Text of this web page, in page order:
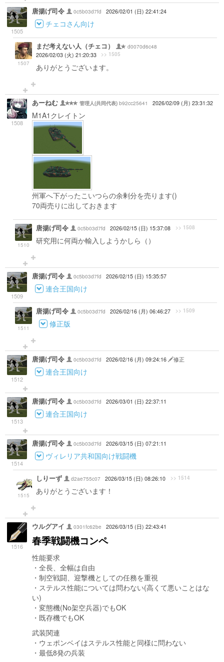
1505
唐揚げ司令 0c5b03d7fd 2026/02/01 (日) 22:41:24
チェコさん向け
1507
まだ考えない人（チェコ）
d0070d6c48
2026/02/03 (火) 21:20:33
>> 1505
ありがとうございます。
1508
あーねむ 管理人(共同代表) b92cc25641 2026/02/09 (月) 23:31:32
M1A1クレイトン
州軍へ下がったこいつらの余剰分を売ります()
70両売りに出しておきます
1510
唐揚げ司令 0c5b03d7fd 2026/02/15 (日) 15:37:08 >> 1508
研究用に何両か輸入しようかしら（）
1509
唐揚げ司令 0c5b03d7fd 2026/02/15 (日) 15:35:57
連合王国向け
1511
唐揚げ司令 0c5b03d7fd 2026/02/16 (月) 06:46:27 >> 1509
修正版
1512
唐揚げ司令 0c5b03d7fd 2026/02/16 (月) 09:24:16 修正
連合王国向け
1513
唐揚げ司令 0c5b03d7fd 2026/03/01 (日) 22:37:11
連合王国向け
1514
唐揚げ司令 0c5b03d7fd 2026/03/15 (日) 07:21:11
ヴィレリア共和国向け戦闘機
1515
しりーず d2ae755c07 2026/03/15 (日) 08:26:10 >> 1514
ありがとうございます！
1516
ウルグアイ 0301fc62be 2026/03/15 (日) 22:43:41
春季戦闘機コンペ
性能要求
・全長、全幅は自由
・制空戦闘、迎撃機としての任務を重視
・ステルス性能については問わない(高くて悪いことはな
い)
・変態機(No架空兵器)でもOK
・既存機でもOK
武装関連
・ウェポンベイはステルス性能と同様に問わない
・最低8発の兵装